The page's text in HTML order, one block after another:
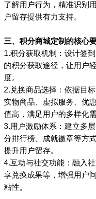
了解用户行为，精准识别
户留存提供有力支持。
三、积分商城定制的核心
1.积分获取机制：设计签
的积分获取途径，让用户
度。
2.兑换商品选择：依据目
实物商品、虚拟服务、优
值高，满足用户的多样化需
3.用户激励体系：建立多
分排行榜、成就徽章等方
提升用户留存。
4.互动与社交功能：融入
享兑换成果等，增强用户
粘性。